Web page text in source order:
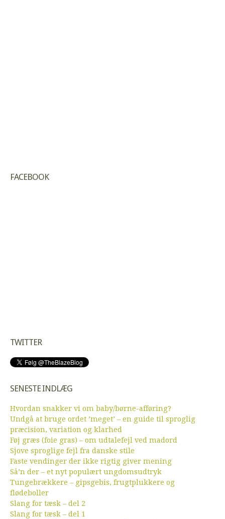
FACEBOOK
TWITTER
SENESTE INDLÆG
Hvordan snakker vi om baby/børne-afføring?
Undgå at bruge ordet ’meget’ – en guide til sproglig
præcision, variation og klarhed
Føj græs (foie gras) – om udtalefejl ved madord
Sjove sproglige fejl fra danske stile
Faste vendinger der ikke rigtig giver mening
Så’n der – et nyt populært ungdomsudtryk
Tungebrækkere – gipsgebis, frugtplukkere og
flødeboller
Slang for tæsk – del 2
Slang for tæsk – del 1